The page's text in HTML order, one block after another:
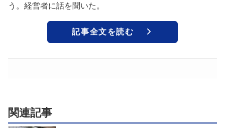
う。経営者に話を聞いた。
記事全文を読む
関連記事